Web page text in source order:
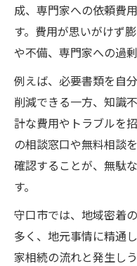
家相続費用を
守口市で安心し
家相続を守口
安心の家相続
家相続費用が
守口市で利用
家相続でト
家相続無料
無料相談で家
弁護士と司法
成、専門家への依頼費
す。費用が思いがけず
や不備、専門家への過
例えば、必要書類を自
削減できる一方、知識
計な費用やトラブルを
の相談窓口や無料相談
確認することが、無駄
す。
守口市では、地域密着
多く、地元事情に精通
家相続の流れと発生し